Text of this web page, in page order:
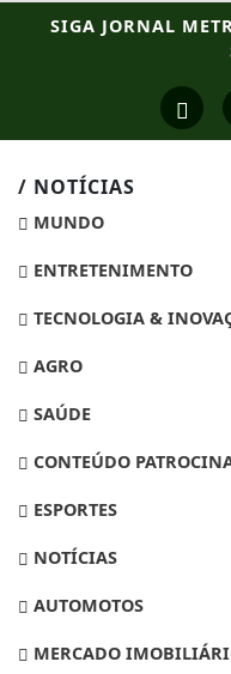
SIGA JORNAL
/ NOTÍCIAS
MUNDO
ENTRETENIMENTO
TECNOLOGIA &
AGRO
SAÚDE
CONTEÚDO
ESPORTES
NOTÍCIAS
AUTOMOTOS
MERCADO